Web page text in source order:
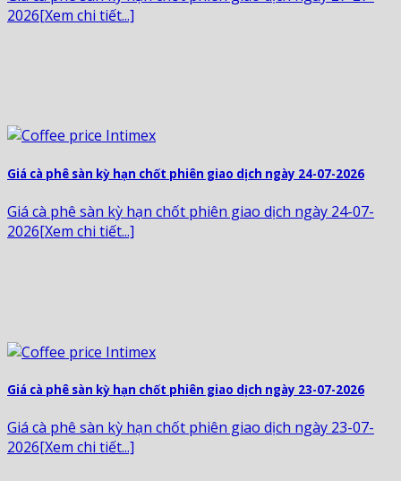
2026[Xem chi tiết...]
Giá cà phê sàn kỳ hạn chốt phiên giao dịch ngày 24-07-2026
Giá cà phê sàn kỳ hạn chốt phiên giao dịch ngày 24-07-
2026[Xem chi tiết...]
Giá cà phê sàn kỳ hạn chốt phiên giao dịch ngày 23-07-2026
Giá cà phê sàn kỳ hạn chốt phiên giao dịch ngày 23-07-
2026[Xem chi tiết...]